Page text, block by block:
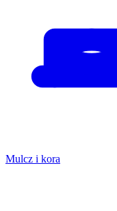
Mulcz i kora